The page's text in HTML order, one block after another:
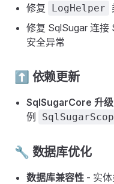
修复 LogHelper
修复 SqlSugar 连接
安全异常
⬆️ 依赖更新
SqlSugarCore 升级
例
🔧 数据库优化
数据库兼容性 - 实